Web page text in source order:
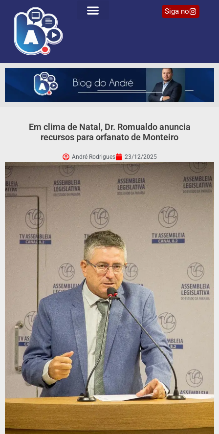
Siga no
Em clima de Natal, Dr. Romualdo anuncia
recursos para orfanato de Monteiro
André Rodrigues 23/12/2025